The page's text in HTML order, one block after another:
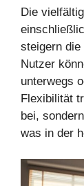
Die
steigern
Nutzer
unterwegs
Flexibilität
bei,
was in der